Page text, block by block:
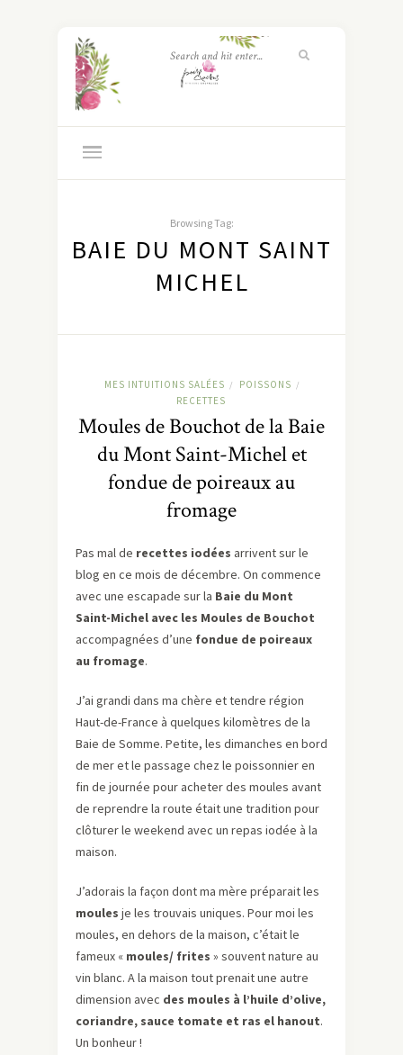
Browsing Tag:
BAIE DU MONT SAINT
MICHEL
MES INTUITIONS SALÉES / POISSONS /
RECETTES
Moules de Bouchot de la Baie
du Mont Saint-Michel et
fondue de poireaux au
fromage
Pas mal de recettes iodées arrivent sur le
blog en ce mois de décembre. On commence
avec une escapade sur la Baie du Mont
Saint-Michel avec les Moules de Bouchot
accompagnées d’une fondue de poireaux
au fromage.
J’ai grandi dans ma chère et tendre région
Haut-de-France à quelques kilomètres de la
Baie de Somme. Petite, les dimanches en bord
de mer et le passage chez le poissonnier en
fin de journée pour acheter des moules avant
de reprendre la route était une tradition pour
clôturer le weekend avec un repas iodée à la
maison.
J’adorais la façon dont ma mère préparait les
moules je les trouvais uniques. Pour moi les
moules, en dehors de la maison, c’était le
fameux « moules/ frites » souvent nature au
vin blanc. A la maison tout prenait une autre
dimension avec des moules à l’huile d’olive,
coriandre, sauce tomate et ras el hanout.
Un bonheur !